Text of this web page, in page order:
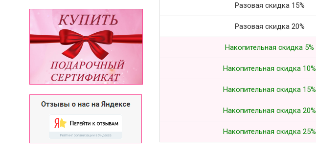
Разовая скидка 15%
Разовая скидка 20%
Накопительная скидка 5%
Накопительная скидка 10%
Накопительная скидка 15%
Накопительная скидка 20%
Накопительная скидка 25%